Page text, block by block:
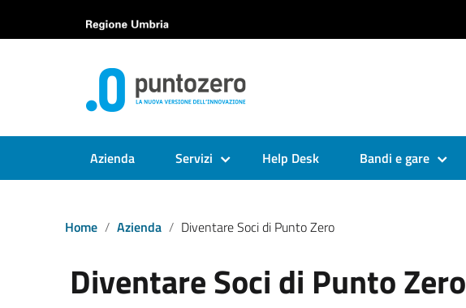
Azienda Servizi Help Desk Bandi e gare
Home Azienda Diventare Soci di Punto Zero
Diventare Soci di Punto Zero